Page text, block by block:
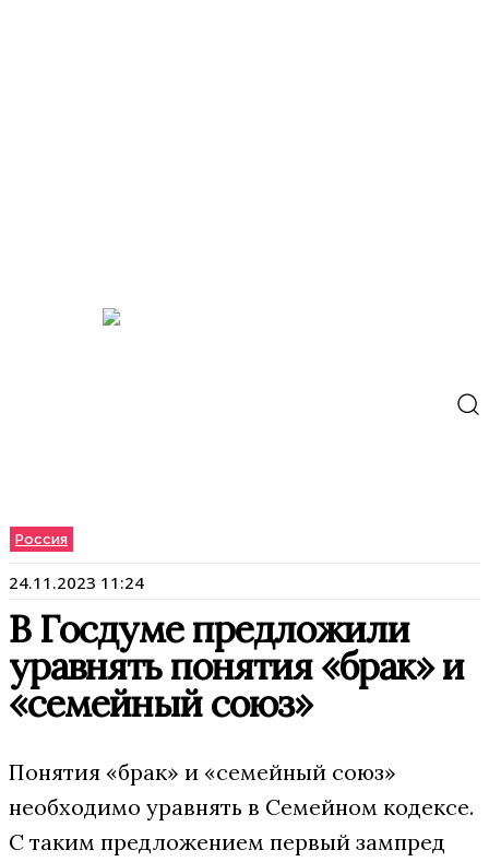
Россия
24.11.2023 11:24
В Госдуме предложили
уравнять понятия «брак» и
«семейный союз»
Понятия «брак» и «семейный союз»
необходимо уравнять в Семейном кодексе.
С таким предложением первый зампред